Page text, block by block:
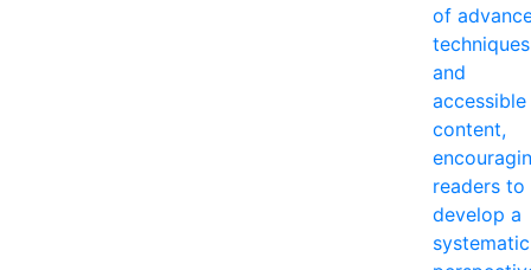
of
techniques
and
accessible
content,
readers to
develop a
systematic